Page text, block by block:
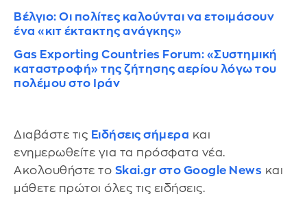
Βέλγιο: Οι πολίτες καλούνται να ετοιμάσουν
ένα «κιτ έκτακτης ανάγκης»
Gas Exporting Countries Forum: «Συστημική
καταστροφή» της ζήτησης αερίου λόγω του
πολέμου στο Ιράν
Διαβάστε τις Ειδήσεις σήμερα και
ενημερωθείτε για τα πρόσφατα νέα.
Ακολουθήστε το Skai.gr στο Google News και
μάθετε πρώτοι όλες τις ειδήσεις.